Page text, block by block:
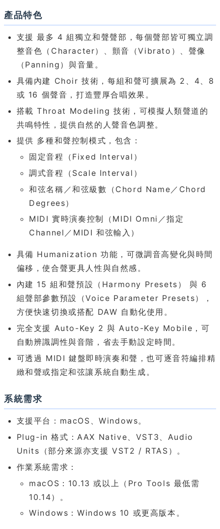
產品特色
支援 最多 4 組獨立和聲聲部，每個聲部皆可獨立調
整音色（Character）、顫音（Vibrato）、聲像
（Panning）與音量。
具備內建 Choir 技術，每組和聲可擴展為 2、4、8
或 16 個聲音，打造豐厚合唱效果。
搭載 Throat Modeling 技術，可模擬人類聲道的
共鳴特性，提供自然的人聲音色調整。
提供 多種和聲控制模式，包含：
固定音程（Fixed Interval）
調式音程（Scale Interval）
和弦名稱／和弦級數（Chord Name／Chord
Degrees）
MIDI 實時演奏控制（MIDI Omni／指定
Channel／MIDI 和弦輸入）
具備 Humanization 功能，可微調音高變化與時間
偏移，使合聲更具人性與自然感。
內建 15 組和聲預設（Harmony Presets） 與 6
組聲部參數預設（Voice Parameter Presets），
方便快速切換或搭配 DAW 自動化使用。
完全支援 Auto-Key 2 與 Auto-Key Mobile，可
自動辨識調性與音階，省去手動設定時間。
可透過 MIDI 鍵盤即時演奏和聲，也可逐音符編排精
緻和聲或指定和弦讓系統自動生成。
系統需求
支援平台：macOS、Windows。
Plug-in 格式：AAX Native、VST3、Audio
Units（部分來源亦支援 VST2 / RTAS）。
作業系統需求：
macOS：10.13 或以上（Pro Tools 最低需
10.14）。
Windows：Windows 10 或更高版本。